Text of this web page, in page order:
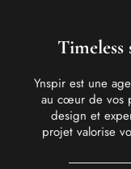
Timeless
Ynspir est une
au cœur de vos
design et
projet valorise